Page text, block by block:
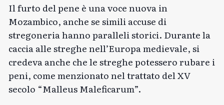
Il furto del pene è una voce nuova in
Mozambico, anche se simili accuse di
stregoneria hanno paralleli storici. Durante la
caccia alle streghe nell’Europa medievale, si
credeva anche che le streghe potessero rubare i
peni, come menzionato nel trattato del XV
secolo “Malleus Maleficarum”.